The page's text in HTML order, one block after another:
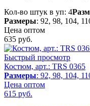
Кол-во штук в уп: 4
Размеры: 92, 98, 104,
Цена оптом
635 руб.
Быстрый просмотр
Костюм, арт.: TRS 0365
Размеры: 92, 98, 104,
Цена оптом
615 руб.